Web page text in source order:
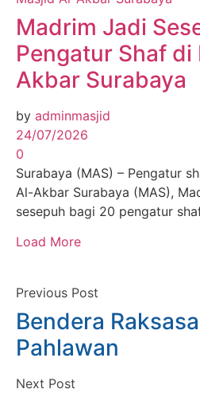
Madrim Jadi
Pengatur Shaf
Akbar Surabaya
by adminmasjid
24/07/2026
0
Surabaya (MAS) – Pengatur
Al-Akbar Surabaya (MAS),
sesepuh bagi 20 pengatur
Load More
Previous Post
Bendera
Pahlawan
Next Post